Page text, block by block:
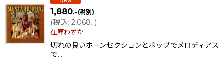
並び順:
1,880.-(税別)
(税込: 2,068 .-)
在庫わずか
切れの良いホーンセクションとポップでメロディ
で…